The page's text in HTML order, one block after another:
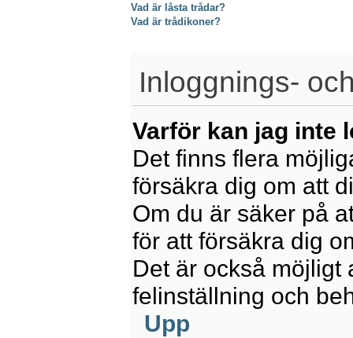
Vad är låsta trådar?
Vad är trådikoner?
Inloggnings-
Varför kan jag inte
Det finns flera
försäkra dig om att
Om du är säker på
för att försäkra dig
Det är också möjligt
felinställning och
Upp